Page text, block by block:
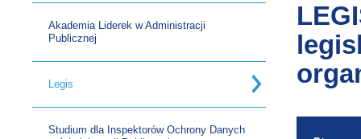
Akademia Liderek w Administracji
Publicznej
Legis
Studium dla Inspektorów Ochrony Danych